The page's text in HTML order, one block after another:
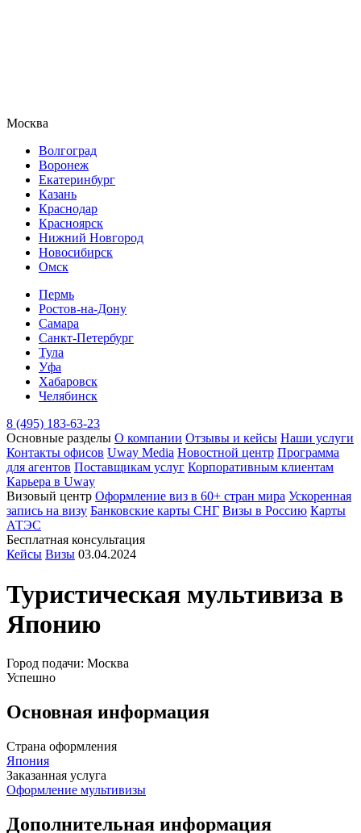
Москва
Волгоград
Воронеж
Екатеринбург
Казань
Краснодар
Красноярск
Нижний Новгород
Новосибирск
Омск
Пермь
Ростов-на-Дону
Самара
Санкт-Петербург
Тула
Уфа
Хабаровск
Челябинск
8 (495) 183-63-23
Основные разделы О компании Отзывы и кейсы Наши услуги
Контакты офисов Uway Media Новостной центр Программа
для агентов Поставщикам услуг Корпоративным клиентам
Карьера в Uway
Визовый центр Оформление виз в 60+ стран мира Ускоренная
запись на визу Банковские карты СНГ Визы в Россию Карты
АТЭС
Бесплатная консультация
Кейсы Визы 03.04.2024
Туристическая мультивиза в
Японию
Город подачи: Москва
Успешно
Основная информация
Страна оформления
Япония
Заказанная услуга
Оформление мультивизы
Дополнительная информация